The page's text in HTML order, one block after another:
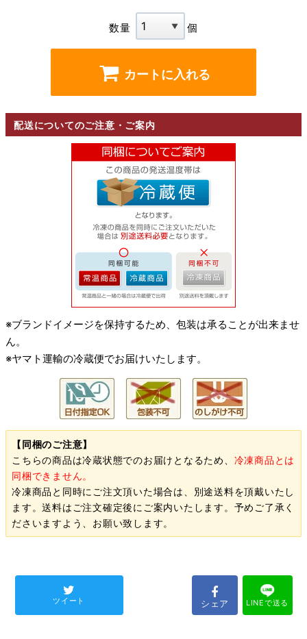
数量 個
カートに入れる
配送についてのご注意・ご案内
※ブランドイメージを保持するため、包装は承ることが出来ませ
ん。
※ヤマト運輸の冷蔵便でお届けいたします。
【同梱のご注意】
こちらの商品は冷蔵状態でのお届けとなるため、 冷凍商品とは
同梱できません。
冷凍商品と同時にご注文頂いた場合は、別途送料を頂戴いたし
ます。送料はご注文確定後にご案内いたします。予めご了承く
ださいますよう、お願い致します。
ツイート シェア LINEで送る